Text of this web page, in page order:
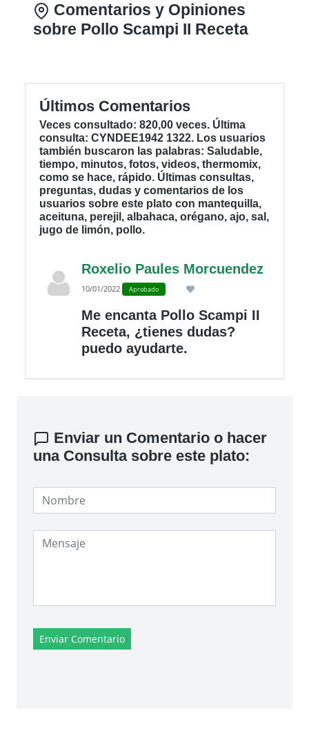
Comentarios y Opiniones
sobre Pollo Scampi II Receta
Últimos Comentarios
Veces consultado: 820,00 veces. Última
consulta: CYNDEE1942 1322. Los usuarios
también buscaron las palabras: Saludable,
tiempo, minutos, fotos, videos, thermomix,
como se hace, rápido. Últimas consultas,
preguntas, dudas y comentarios de los
usuarios sobre este plato con mantequilla,
aceituna, perejil, albahaca, orégano, ajo, sal,
jugo de limón, pollo.
Roxelio Paules Morcuendez
10/01/2022 Aprobado
Me encanta Pollo Scampi II
Receta, ¿tienes dudas?
puedo ayudarte.
Enviar un Comentario o hacer
una Consulta sobre este plato:
Enviar Comentario